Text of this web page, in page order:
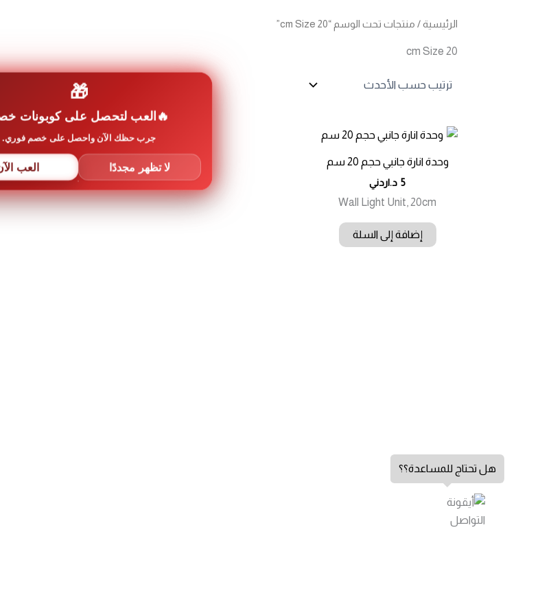
الرئيسية/ منتجات تحت الوسم “20 cm Size”
20 cm Size
وحدة انارة جانبي حجم 20 سم
5 د.اردني
Wall Light Unit, 20cm
إضافة إلى السلة
هل تحتاج للمساعدة؟؟
🎁
العب لتحصل على كوبونات
جرب حظك الآن واحصل على خصم فوري.
لا تظهر مجددًا العب